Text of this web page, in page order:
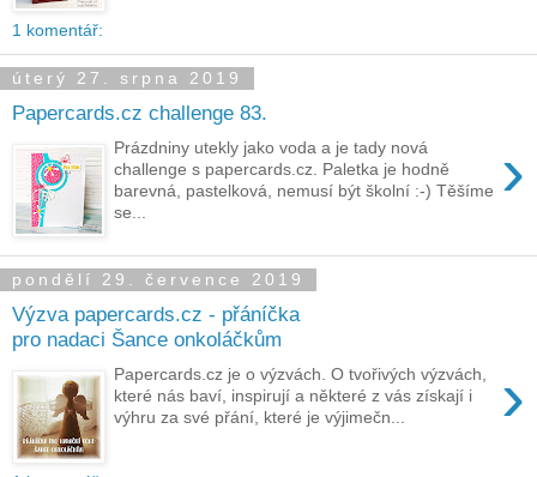
1 komentář:
úterý 27. srpna 2019
Papercards.cz challenge 83.
›
Prázdniny utekly jako voda a je tady nová
challenge s papercards.cz. Paletka je hodně
barevná, pastelková, nemusí být školní :-) Těšíme
se...
pondělí 29. července 2019
Výzva papercards.cz - přáníčka
pro nadaci Šance onkoláčkům
›
Papercards.cz je o výzvách. O tvořivých výzvách,
které nás baví, inspirují a některé z vás získají i
výhru za své přání, které je výjimečn...